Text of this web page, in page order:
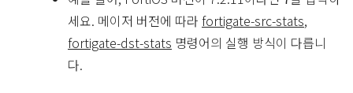
세요. 메이저 버전에 따라 fortigate-src-stats,
fortigate-dst-stats 명령어의 실행 방식이 다릅니
다.